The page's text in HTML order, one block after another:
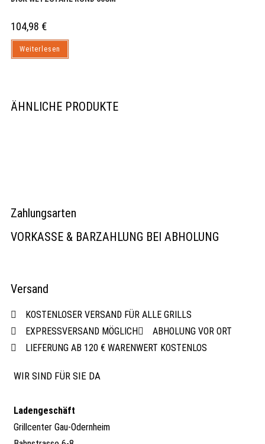
104,98 €
Weiterlesen
ÄHNLICHE PRODUKTE
Zahlungsarten
VORKASSE & BARZAHLUNG BEI ABHOLUNG
Versand
KOSTENLOSER VERSAND FÜR ALLE GRILLS
EXPRESSVERSAND MÖGLICH
ABHOLUNG VOR ORT
LIEFERUNG AB 120 € WARENWERT KOSTENLOS
WIR SIND FÜR SIE DA
Ladengeschäft
Grillcenter Gau-Odernheim